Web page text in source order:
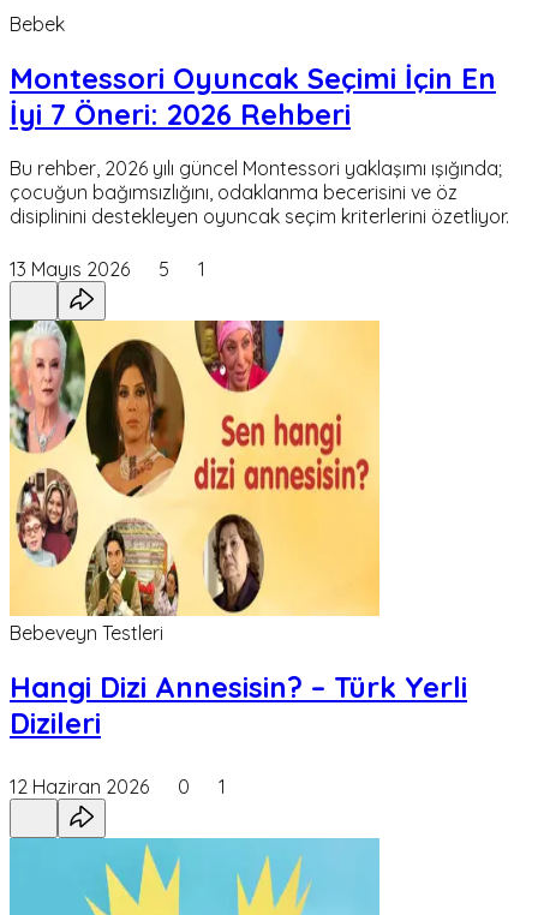
Bebek
Montessori Oyuncak Seçimi İçin En
İyi 7 Öneri: 2026 Rehberi
Bu rehber, 2026 yılı güncel Montessori yaklaşımı ışığında;
çocuğun bağımsızlığını, odaklanma becerisini ve öz
disiplinini destekleyen oyuncak seçim kriterlerini özetliyor.
13 Mayıs 2026 5 1
Bebeveyn Testleri
Hangi Dizi Annesisin? – Türk Yerli
Dizileri
12 Haziran 2026 0 1